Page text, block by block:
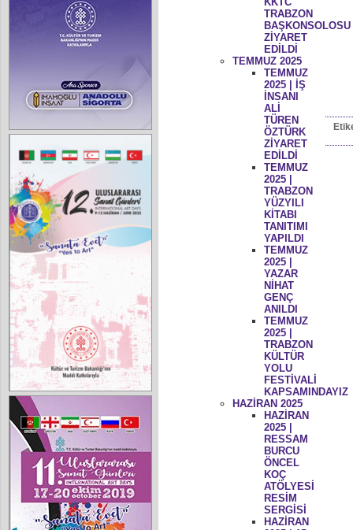
TRABZON
BAŞKONSOLOSU
ZİYARET
EDİLDİ
TEMMUZ 2025
TEMMUZ
2025 | İŞ
İNSANI
ALİ
TÜREN
ÖZTÜRK
ZİYARET
EDİLDİ
TEMMUZ
2025 |
TRABZON
YÜZYILI
KİTABI
TANITIMI
YAPILDI
TEMMUZ
2025 |
YAZAR
NİHAT
GENÇ
ANILDI
TEMMUZ
2025 |
TRABZON
KÜLTÜR
YOLU
FESTİVALİ
KAPSAMINDAYIZ
HAZİRAN 2025
HAZİRAN
2025 |
RESSAM
BURCU
ÖNCEL
KOÇ
ATÖLYESİ
RESİM
SERGİSİ
HAZİRAN